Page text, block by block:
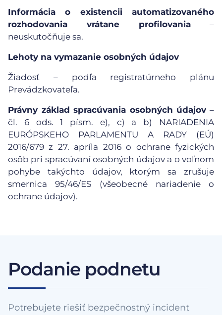
Informácia o existencii automatizovaného
rozhodovania vrátane profilovania –
neuskutočňuje sa.
Lehoty na vymazanie osobných údajov
Žiadosť – podľa registratúrneho plánu
Prevádzkovateľa.
Právny základ spracúvania osobných údajov –
čl. 6 ods. 1 písm. e), c) a b) NARIADENIA
EURÓPSKEHO PARLAMENTU A RADY (EÚ)
2016/679 z 27. apríla 2016 o ochrane fyzických
osôb pri spracúvaní osobných údajov a o voľnom
pohybe takýchto údajov, ktorým sa zrušuje
smernica 95/46/ES (všeobecné nariadenie o
ochrane údajov).
Podanie podnetu
Potrebujete riešiť bezpečnostný incident